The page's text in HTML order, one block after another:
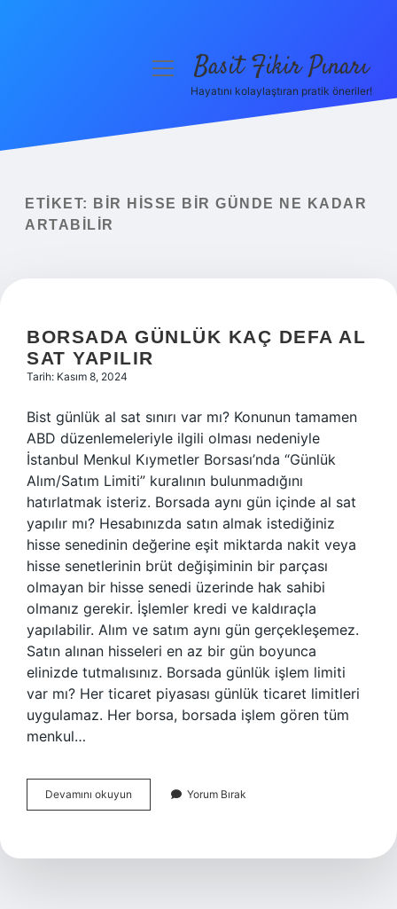
Yasal Uyarı
menüyüBasit Fikir Pınarı
Hayatını kolaylaştıran pratik öneriler!
ETIKET:
BIR HISSE BIR GÜNDE NE KADAR
ARTABILIR
BORSADA GÜNLÜK KAÇ DEFA AL
SAT YAPILIR
Tarih: Kasım 8, 2024
Bist günlük al sat sınırı var mı? Konunun tamamen
ABD düzenlemeleriyle ilgili olması nedeniyle
İstanbul Menkul Kıymetler Borsası’nda “Günlük
Alım/Satım Limiti” kuralının bulunmadığını
hatırlatmak isteriz. Borsada aynı gün içinde al sat
yapılır mı? Hesabınızda satın almak istediğiniz
hisse senedinin değerine eşit miktarda nakit veya
hisse senetlerinin brüt değişiminin bir parçası
olmayan bir hisse senedi üzerinde hak sahibi
olmanız gerekir. İşlemler kredi ve kaldıraçla
yapılabilir. Alım ve satım aynı gün gerçekleşemez.
Satın alınan hisseleri en az bir gün boyunca
elinizde tutmalısınız. Borsada günlük işlem limiti
var mı? Her ticaret piyasası günlük ticaret limitleri
uygulamaz. Her borsa, borsada işlem gören tüm
menkul…
Devamını okuyun Borsada
Günlük
Al
Yorum Bırak